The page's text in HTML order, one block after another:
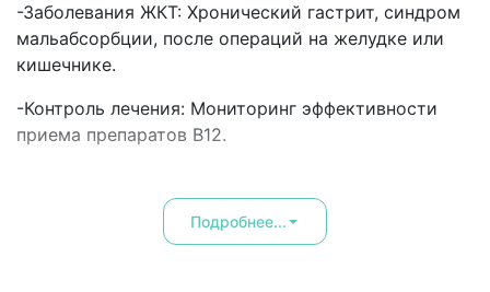
-Заболевания ЖКТ: Хронический гастрит, синдром
мальабсорбции, после операций на желудке или
кишечнике.
-Контроль лечения: Мониторинг эффективности
приема препаратов B12.
Подробнее...